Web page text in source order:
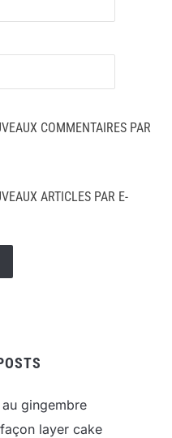
COMMENTAIRES PAR
ARTICLES PAR E-
gingembre
layer cake